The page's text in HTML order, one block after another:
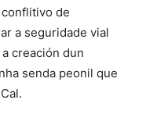
de
a seguridade vial
creación dun
senda peonil que